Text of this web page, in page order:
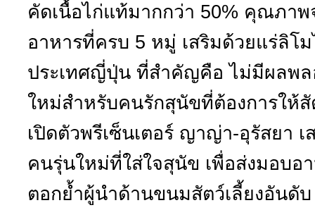
คัดเนื้อไก่แท้มากกว่า 50% คุณภา
อาหารที่ครบ 5 หมู่ เสริมด้วยแร่ลิโ
ประเทศญี่ปุ่น ที่สำคัญคือ ไม่มีผลพล
ใหม่สำหรับคนรักสุนัขที่ต้องการให้
เปิดตัวพรีเซ็นเตอร์ ญาญ่า-อุรัสยา
คนรุ่นใหม่ที่ใส่ใจสุนัข เพื่อส่งมอบอ
ตอกย้ำผู้นำด้านขนมสัตว์เลี้ยงอันดั